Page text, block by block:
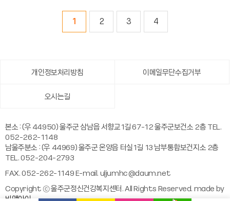
1 2 3 4
개인정보처리방침 이메일무단수집거부
오시는길
본소 : (우 44950) 울주군 삼남읍 서향교1길 67-12 울주군보건소 2층 TEL.
052-262-1148
남울주분소 : (우 44969) 울주군 온양읍 터실1길 13 남부통합보건지소 2층
TEL. 052-204-2793
FAX. 052-262-1149 E-mail.uljumhc@daum.net
Copyright ⓒ 울주군정신건강복지센터. All Rights Reserved. made by
비앤아이